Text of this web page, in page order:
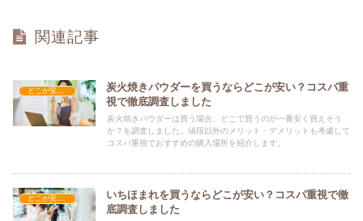
関連記事
どこが安い？-食品・食材
炭火焼きパウダーを買うならどこが安い？コスパ重
視で徹底調査しました
炭火焼きパウダーは買う場合、どこで買うのが一番安く買えそう
か？を調査しました。値段以外のメリット・デメリットも考慮して
コスパ重視でおすすめの購入場所を紹介します。
どこが安い？-食品・食材
いちほまれを買うならどこが安い？コスパ重視で徹
底調査しました